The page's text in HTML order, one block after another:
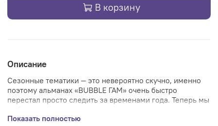
В корзину
Описание
Сезонные тематики — это невероятно скучно, именно
поэтому альманах «BUBBLE ГАМ» очень быстро
перестал просто следить за временами года. Теперь мы
манга + куклы! И это абсолютно серьёзно: в этом
Показать полностью